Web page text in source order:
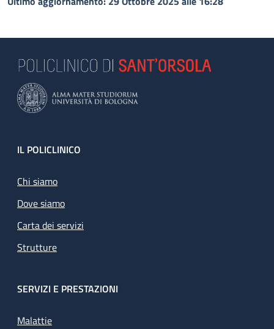
Footer
IL POLICLINICO
Chi siamo
Dove siamo
Carta dei servizi
Strutture
SERVIZI E PRESTAZIONI
Malattie